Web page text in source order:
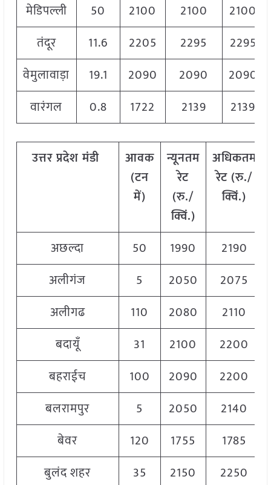
मेडिपल्ली
50 2100 2100
2100
तंदूर
11.6 2205 2295
2295
वेमुलावाड़ा
19.1 2090 2090
2090
वारंगल
0.8 1722 2139 2139
उत्तरप्रदेश मंडी
आवक
(टन
में)
न्यूनतम
रेट
(रु./
क्विं.)
अधिकतम
रेट (रु./
क्विं.)
अछल्दा 50 1990 2190
अलीगंज
5 2050 2075
अलीगढ
110 2080 2110
बदायूँ
31 2100 2200
बहराईच
100 2090 2200
बलरामपुर
5 2050 2140
बेवर
120 1755 1785
बुलंद शहर
35 2150 2250